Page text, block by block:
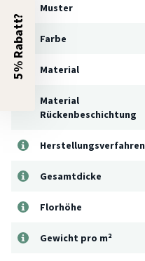
Muster
Farbe
Material
Material
Rückenbeschichtung
Herstellungsverfahren
Gesamtdicke
Florhöhe
Gewicht pro m²
5% Rabatt?